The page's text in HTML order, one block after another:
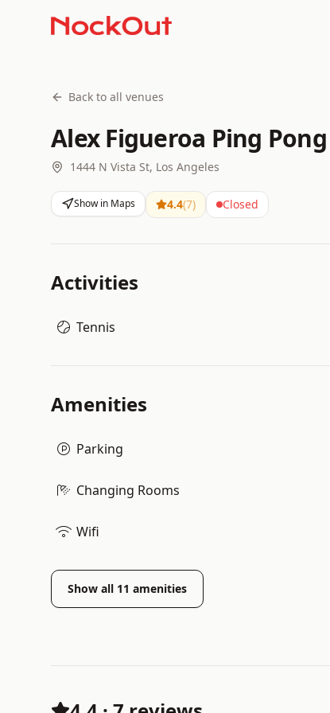
Back to all venues
Alex Figueroa Ping
1444 N Vista St, Los Angeles
Show in Maps 4.4(7) Closed
Activities
Tennis
Amenities
Parking
Changing Rooms
Wifi
Show all 11 amenities